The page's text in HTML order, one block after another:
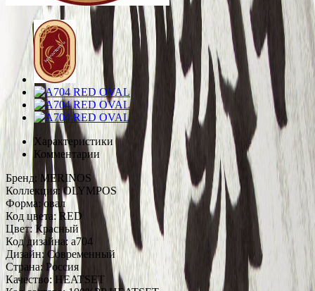
Характеристики
Комментарии
Бренд: MERINOS
Коллекция:OLYMPOS
Форма: овал
Код цвета:RED
Цвет: Красный
Код дизайна: a704
Дизайн: Современный
Страна: Россия
Качество:HEATSET